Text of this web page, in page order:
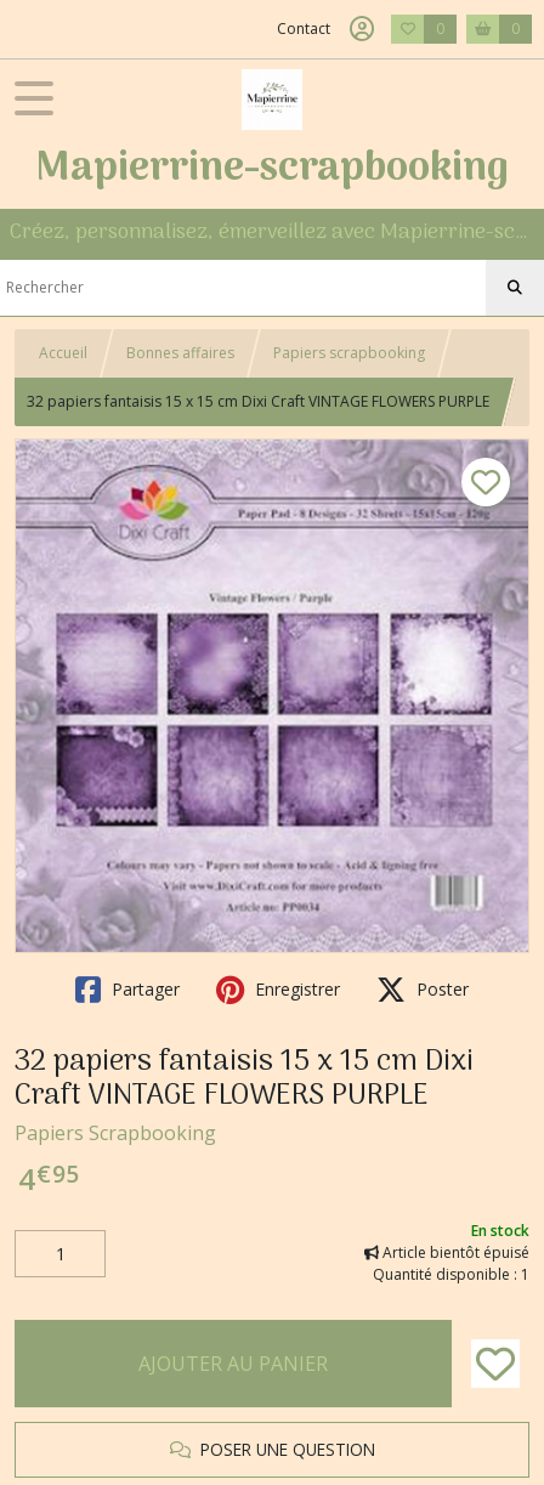
Contact 0 0
Mapierrine-scrapbooking
Créez, personnalisez, émerveillez avec Mapierrine-scrapbooking
Accueil Bonnes affaires Papiers scrapbooking
32 papiers fantaisis 15 x 15 cm Dixi Craft VINTAGE FLOWERS PURPLE
Partager Enregistrer Poster
32 papiers fantaisis 15 x 15 cm Dixi
Craft VINTAGE FLOWERS PURPLE
Papiers Scrapbooking
4€95
En stock
Article bientôt épuisé
Quantité disponible : 1
AJOUTER AU PANIER
POSER UNE QUESTION